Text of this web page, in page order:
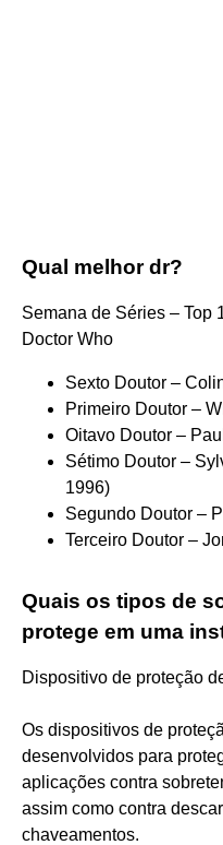
Qual melhor dr?
Semana de Séries – Top
Doctor Who
Sexto Doutor –
Primeiro Doutor –
Oitavo Doutor –
Sétimo Doutor –
1996)
Segundo Doutor –
Terceiro Doutor –
Quais os tipos de
protege em uma
Dispositivo de proteção
Os dispositivos de
desenvolvidos para
aplicações contra
assim como contra
chaveamentos.